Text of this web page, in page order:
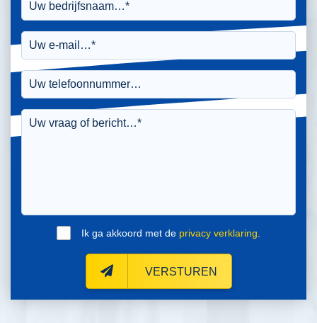
Ik ga akkoord met de privacy verklaring
VERSTUREN